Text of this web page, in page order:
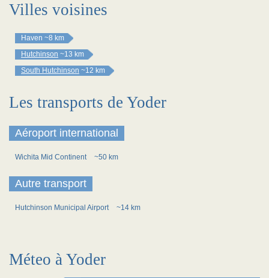
Villes voisines
Haven ~8 km
Hutchinson ~13 km
South Hutchinson ~12 km
Les transports de Yoder
Aéroport international
Wichita Mid Continent ~50 km
Autre transport
Hutchinson Municipal Airport ~14 km
Méteo à Yoder